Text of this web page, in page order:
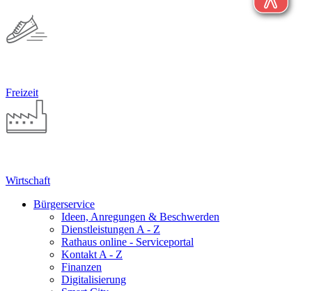
Freizeit
Wirtschaft
Bürgerservice
Ideen, Anregungen & Beschwerden
Dienstleistungen A - Z
Rathaus online - Serviceportal
Kontakt A - Z
Finanzen
Digitalisierung